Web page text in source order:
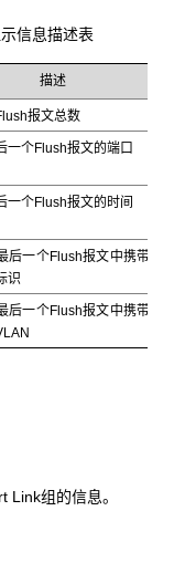
信息描述表
描述
报文总数
一个Flush报文的端口
一个Flush报文的时间
后一个Flush报文中携带
识
后一个Flush报文中携带
Link组的信息。